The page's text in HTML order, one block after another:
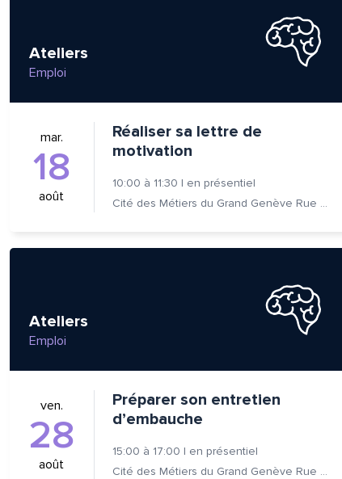
Ateliers
Emploi
mar.
18
août
Réaliser sa lettre de
motivation
10:00 à 11:30 | en présentiel
Cité des Métiers du Grand Genève Rue Prévost-Martin 6 1205 Genève
Ateliers
Emploi
ven.
28
août
Préparer son entretien
d’embauche
15:00 à 17:00 | en présentiel
Cité des Métiers du Grand Genève Rue Prévost-Martin 6 1205 Genève